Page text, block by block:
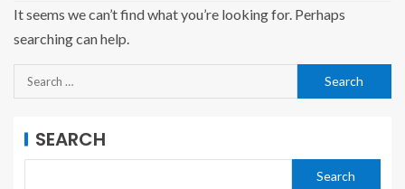
It seems we can’t find what you’re looking for. Perhaps
searching can help.
SEARCH
Search